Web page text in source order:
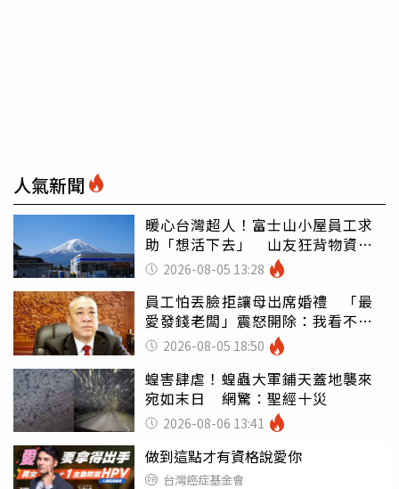
人氣新聞
暖心台灣超人！富士山小屋員工求
助「想活下去」 山友狂背物資上
山：台灣真的是寶島
2026-08-05 13:28
員工怕丟臉拒讓母出席婚禮 「最
愛發錢老闆」震怒開除：我看不起
你 2026-08-05 18:50
蝗害肆虐！蝗蟲大軍鋪天蓋地襲來
宛如末日 網驚：聖經十災
2026-08-06 13:41
做到這點才有資格說愛你
台灣癌症基金會